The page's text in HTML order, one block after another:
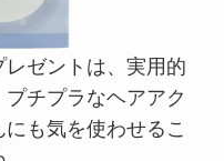
ゼントは、実用的
チプラなヘアアク
も気を使わせるこ